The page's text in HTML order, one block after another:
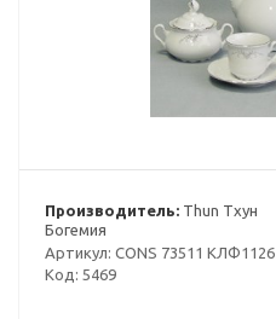
Производитель: Thun Тхун
Богемия
Артикул: CONS 73511 КЛФ1126
Код: 5469